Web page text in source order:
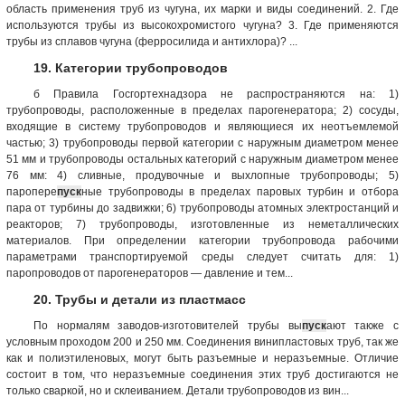
область применения труб из чугуна, их марки и виды соединений. 2. Где
используются трубы из высокохромистого чугуна? 3. Где применяются
трубы из сплавов чугуна (ферросилида и антихлора)? ...
19. Категории трубопроводов
б Правила Госгортехнадзора не распространяются на: 1)
трубопроводы, расположенные в пределах парогенератора; 2) сосуды,
входящие в систему трубопроводов и являющиеся их неотъемлемой
частью; 3) трубопроводы первой категории с наружным диаметром менее
51 мм и трубопроводы остальных категорий с наружным диаметром менее
76 мм: 4) сливные, продувочные и выхлопные трубопроводы; 5)
пароперепускные трубопроводы в пределах паровых турбин и отбора
пара от турбины до задвижки; 6) трубопроводы атомных электростанций и
реакторов; 7) трубопроводы, изготовленные из неметаллических
материалов. При определении категории трубопровода рабочими
параметрами транспортируемой среды следует считать для: 1)
паропроводов от парогенераторов — давление и тем...
20. Трубы и детали из пластмасс
По нормалям заводов-изготовителей трубы выпускают также с
условным проходом 200 и 250 мм. Соединения винипластовых труб, так же
как и полиэтиленовых, могут быть разъемные и неразъемные. Отличие
состоит в том, что неразъемные соединения этих труб достигаются не
только сваркой, но и склеиванием. Детали трубопроводов из вин...